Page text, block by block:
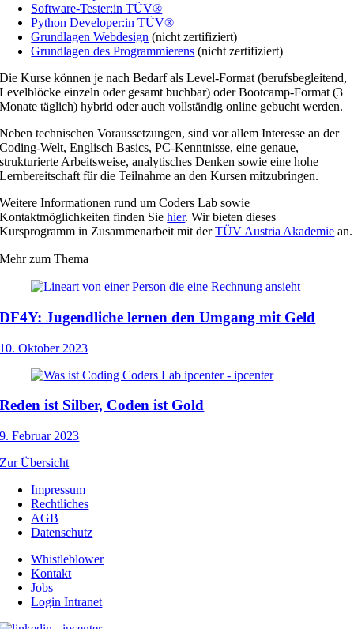
Software-Tester:in TÜV®
Python Developer:in TÜV®
Grundlagen Webdesign (nicht zertifiziert)
Grundlagen des Programmierens (nicht zertifiziert)
Die Kurse können je nach Bedarf als Level-Format (berufsbegleitend,
Levelblöcke einzeln oder gesamt buchbar) oder Bootcamp-Format (3
Monate täglich) hybrid oder auch vollständig online gebucht werden.
Neben technischen Voraussetzungen, sind vor allem Interesse an der
Coding-Welt, Englisch Basics, PC-Kenntnisse, eine genaue,
strukturierte Arbeitsweise, analytisches Denken sowie eine hohe
Lernbereitschaft für die Teilnahme an den Kursen mitzubringen.
Weitere Informationen rund um Coders Lab sowie
Kontaktmöglichkeiten finden Siehier. Wir bieten dieses
Kursprogramm in Zusammenarbeit mit derTÜV Austria Akademie an.
Mehr zum Thema
DF4Y: Jugendliche lernen den Umgang mit Geld
10. Oktober 2023
Reden ist Silber, Coden ist Gold
9. Februar 2023
Zur Übersicht
Impressum
Rechtliches
AGB
Datenschutz
Whistleblower
Kontakt
Jobs
Login Intranet